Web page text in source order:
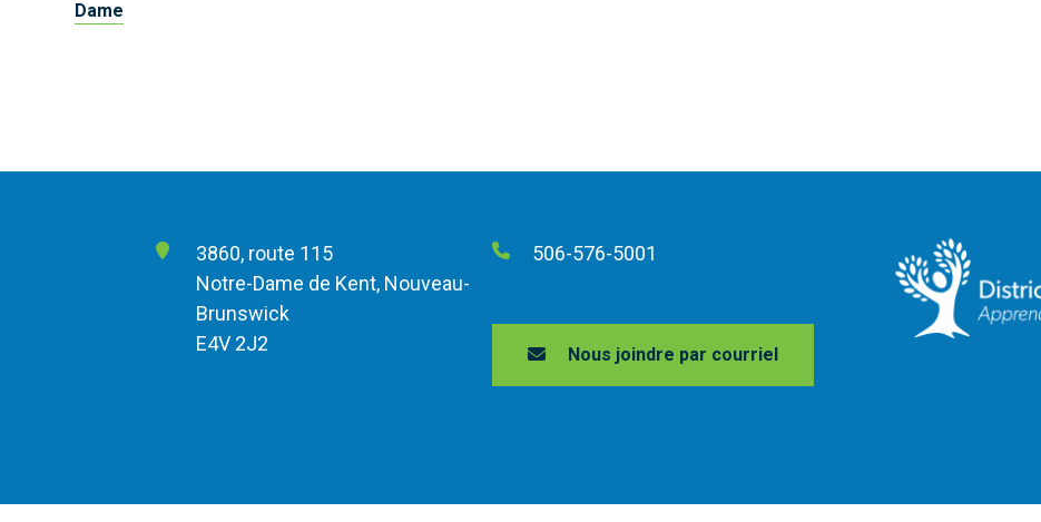
Dame
3860, route 115
Notre-Dame de Kent, Nouveau-
Brunswick
E4V 2J2
506-576-5001
Nous joindre par courriel